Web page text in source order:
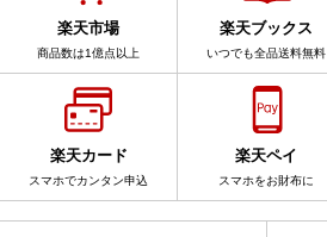
楽天市場
商品数は1億点以上
楽天ブックス
いつでも全品送料無料
楽天カード
スマホでカンタン申込
楽天ペイ
スマホをお財布に